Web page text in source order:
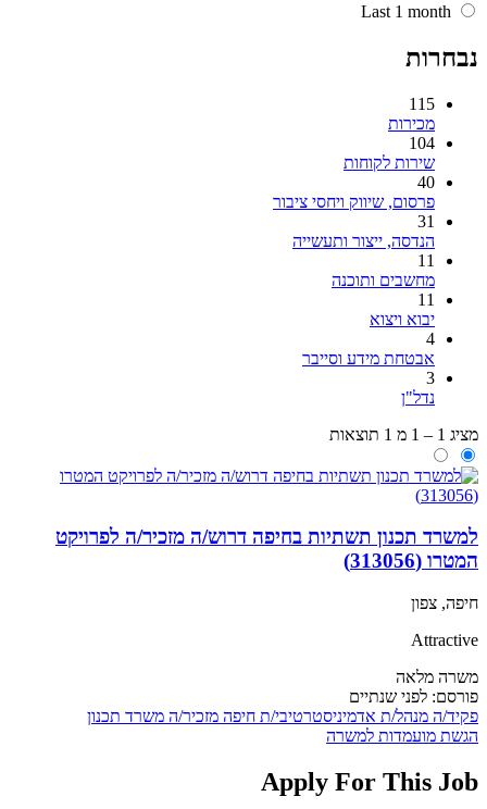
Last 1 month
נבחרות
115
מכירות
104
שירות לקוחות
40
פרסום, שיווק ויחסי ציבור
31
הנדסה, ייצור ותעשייה
11
מחשבים ותוכנה
11
יבוא ויצוא
4
אבטחת מידע וסייבר
3
נדל"ן
מציג 1 – 1 מ 1 תוצאות
למשרד תכנון תשתיות בחיפה דרוש/ה מזכיר/ה לפרויקט
המטרו (313056)
חיפה, צפון
Attractive
משרה מלאה
פורסם: לפני שנתיים
פקיד/ה מנהל/ת אדמיניסטרטיבי/ת חיפה מזכיר/ה משרד תכנון
הגשת מועמדות למשרה
Apply For This Job